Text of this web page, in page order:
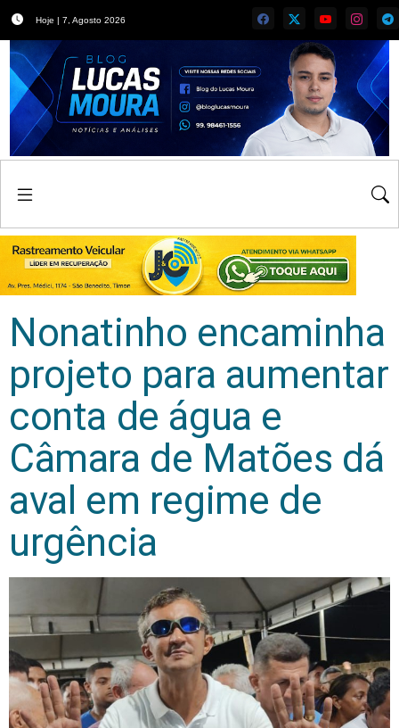
Hoje | 7, Agosto 2026
Nonatinho encaminha
projeto para aumentar
conta de água e
Câmara de Matões dá
aval em regime de
urgência